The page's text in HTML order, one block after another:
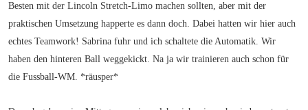
Besten mit der Lincoln Stretch-Limo machen sollten, aber mit der
praktischen Umsetzung happerte es dann doch. Dabei hatten wir hier auch
echtes Teamwork! Sabrina fuhr und ich schaltete die Automatik. Wir
haben den hinteren Ball weggekickt. Na ja wir trainieren auch schon für
die Fussball-WM. *räusper*